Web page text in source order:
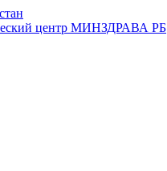
центр МИНЗДРАВА РБ